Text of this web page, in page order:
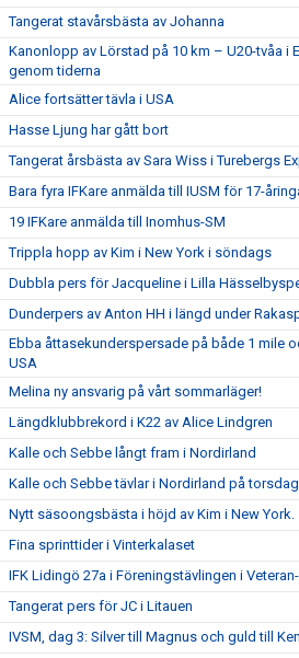
Tangerat stavårsbästa av Johanna
Kanonlopp av Lörstad på 10 km – U20-tvåa i
genom tiderna
Alice fortsätter tävla i USA
Hasse Ljung har gått bort
Tangerat årsbästa av Sara Wiss i Turebergs
Bara fyra IFKare anmälda till IUSM för 17-
19 IFKare anmälda till Inomhus-SM
Trippla hopp av Kim i New York i söndags
Dubbla pers för Jacqueline i Lilla
Dunderpers av Anton HH i längd under
Ebba åttasekunderspersade på både 1 mile
USA
Melina ny ansvarig på vårt sommarläger!
Längdklubbrekord i K22 av Alice Lindgren
Kalle och Sebbe långt fram i Nordirland
Kalle och Sebbe tävlar i Nordirland på
Nytt säsoongsbästa i höjd av Kim i New York.
Fina sprinttider i Vinterkalaset
IFK Lidingö 27a i Föreningstävlingen i
Tangerat pers för JC i Litauen
IVSM, dag 3: Silver till Magnus och guld till